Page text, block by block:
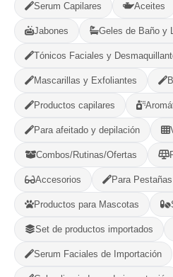
Serum Capilares Aceites
Jabones Geles de Baño y
Tónicos Faciales y
Mascarillas y Exfoliantes
Productos capilares
Para afeitado y depilación
Combos/Rutinas/Ofertas
Accesorios Para Pestañas
Productos para Mascotas
Set de productos importados
Serum Faciales de Importación
Categorías: Vitaminas y
Compartir Favorito
MÉTODOS DE PAGO ACEPTADOS
Efectivo
Plaza, La Habana